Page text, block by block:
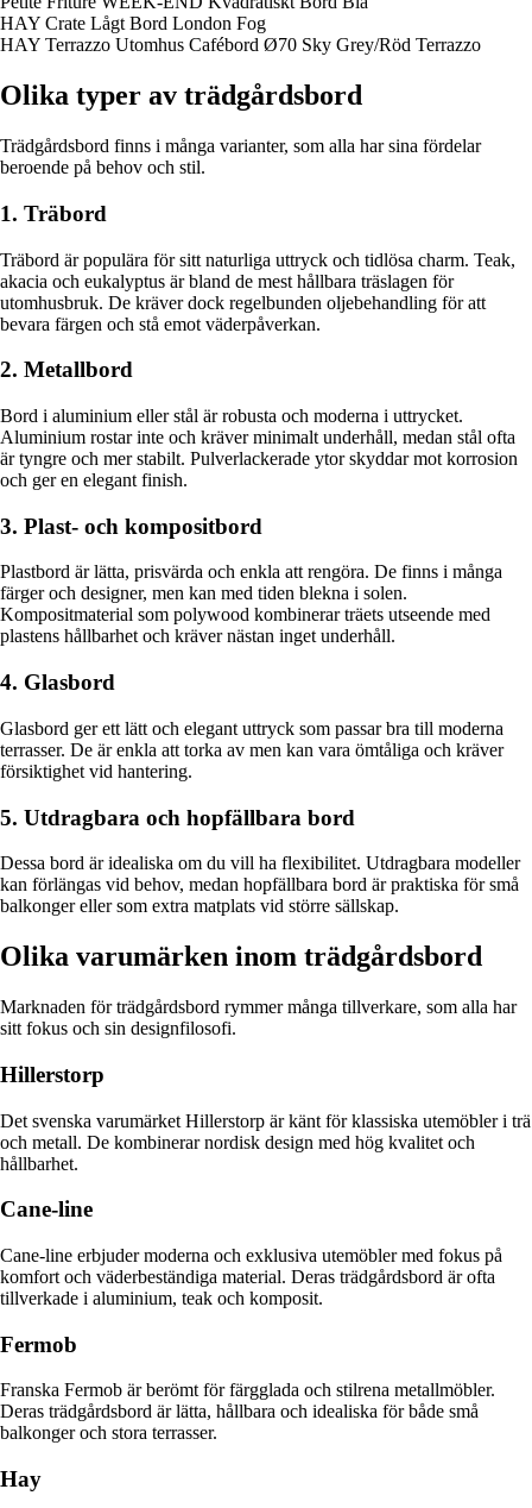
HAY Crate Lågt Bord London Fog
HAY Terrazzo Utomhus Cafébord Ø70 Sky Grey/Röd Terrazzo
Olika typer av trädgårdsbord
Trädgårdsbord finns i många varianter, som alla har sina fördelar
beroende på behov och stil.
1. Träbord
Träbord är populära för sitt naturliga uttryck och tidlösa charm. Teak,
akacia och eukalyptus är bland de mest hållbara träslagen för
utomhusbruk. De kräver dock regelbunden oljebehandling för att
bevara färgen och stå emot väderpåverkan.
2. Metallbord
Bord i aluminium eller stål är robusta och moderna i uttrycket.
Aluminium rostar inte och kräver minimalt underhåll, medan stål ofta
är tyngre och mer stabilt. Pulverlackerade ytor skyddar mot korrosion
och ger en elegant finish.
3. Plast- och kompositbord
Plastbord är lätta, prisvärda och enkla att rengöra. De finns i många
färger och designer, men kan med tiden blekna i solen.
Kompositmaterial som polywood kombinerar träets utseende med
plastens hållbarhet och kräver nästan inget underhåll.
4. Glasbord
Glasbord ger ett lätt och elegant uttryck som passar bra till moderna
terrasser. De är enkla att torka av men kan vara ömtåliga och kräver
försiktighet vid hantering.
5. Utdragbara och hopfällbara bord
Dessa bord är idealiska om du vill ha flexibilitet. Utdragbara modeller
kan förlängas vid behov, medan hopfällbara bord är praktiska för små
balkonger eller som extra matplats vid större sällskap.
Olika varumärken inom trädgårdsbord
Marknaden för trädgårdsbord rymmer många tillverkare, som alla har
sitt fokus och sin designfilosofi.
Hillerstorp
Det svenska varumärket Hillerstorp är känt för klassiska utemöbler i trä
och metall. De kombinerar nordisk design med hög kvalitet och
hållbarhet.
Cane-line
Cane-line erbjuder moderna och exklusiva utemöbler med fokus på
komfort och väderbeständiga material. Deras trädgårdsbord är ofta
tillverkade i aluminium, teak och komposit.
Fermob
Franska Fermob är berömt för färgglada och stilrena metallmöbler.
Deras trädgårdsbord är lätta, hållbara och idealiska för både små
balkonger och stora terrasser.
Hay